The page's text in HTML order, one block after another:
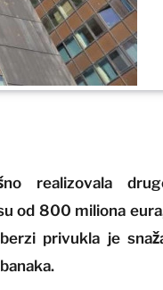
realizovala
od 800 miliona
privukla je